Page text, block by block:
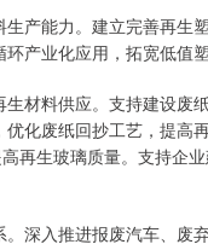
能力。建立完善再生
产业化应用，拓宽低值
料供应。支持建设废
化废纸回抄工艺，提
再生玻璃质量。支持企
入推进报废汽车、废